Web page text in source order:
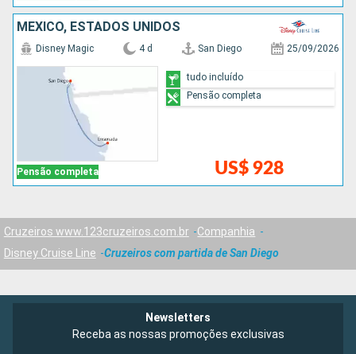
MÉXICO, ESTADOS UNIDOS
Pensão completa
Disney Magic 4 d San Diego 25/09/2026
US$ 928
tudo incluído
Pensão completa
Cruzeiros www.123cruzeiros.com.br
Companhia
Disney Cruise Line
Cruzeiros com partida de San Diego
Newsletters
Receba as nossas promoções exclusivas